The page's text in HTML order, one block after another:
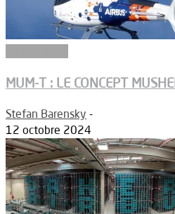
MUM-T : LE CONCEPT
Stefan Barensky -
12 octobre 2024